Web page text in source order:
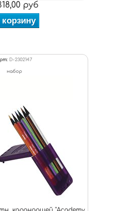
руб
D-2302147
набор